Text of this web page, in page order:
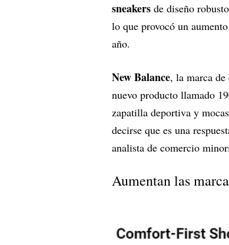
sneakers de diseño
lo que provocó un
año.
New Balance, la marca de
nuevo producto llamado
zapatilla deportiva y
decirse que es una
analista de comercio
Aumentan las